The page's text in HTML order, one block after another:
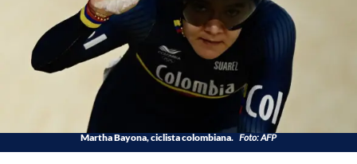
Martha Bayona, ciclista colombiana. Foto: AFP